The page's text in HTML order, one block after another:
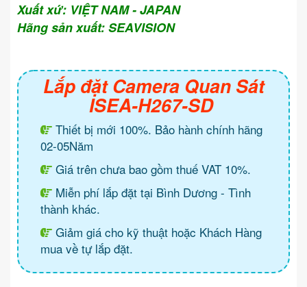
Xuất xứ: VIỆT NAM - JAPAN
Hãng sản xuất: SEAVISION
Lắp đặt Camera Quan Sát
ISEA-H267-SD
Thiết bị mới 100%. Bảo hành chính hãng
02-05Năm
Giá trên chưa bao gồm thuế VAT 10%.
Miễn phí lắp đặt tại Bình Dương - Tình
thành khác.
Giảm giá cho kỹ thuật hoặc Khách Hàng
mua về tự lắp đặt.